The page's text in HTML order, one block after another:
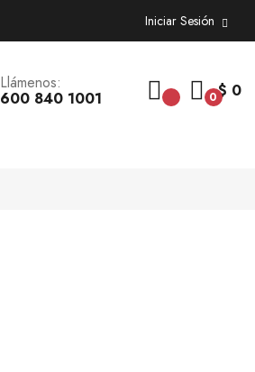
Iniciar Sesión
0$ 0
Llámenos:
600 840 1001